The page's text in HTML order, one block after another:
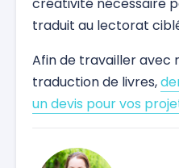
traduit au lectorat
Afin de travailler avec
traduction de livres,
un devis pour vos